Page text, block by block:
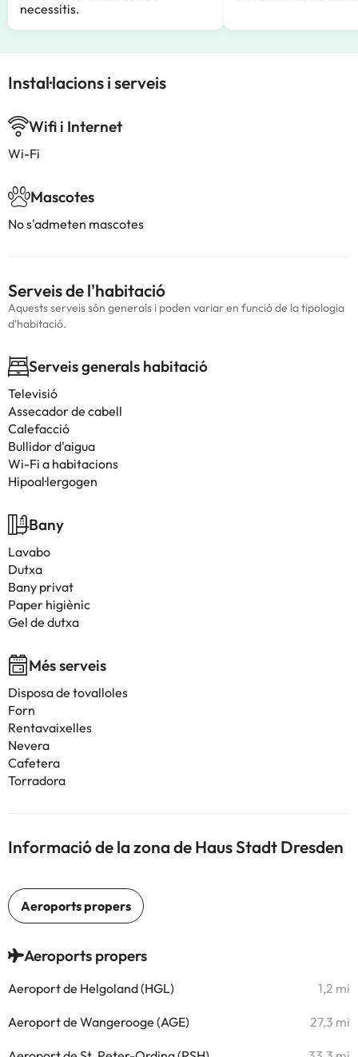
necessitis.
Instal·lacions i serveis
Wifi i Internet
Wi-Fi
Mascotes
No s'admeten mascotes
Serveis de l'habitació
Aquests serveis són generals i poden variar en funció de la tipologia
d'habitació.
Serveis generals habitació
Televisió
Assecador de cabell
Calefacció
Bullidor d'aigua
Wi-Fi a habitacions
Hipoal·lergogen
Bany
Lavabo
Dutxa
Bany privat
Paper higiènic
Gel de dutxa
Més serveis
Disposa de tovalloles
Forn
Rentavaixelles
Nevera
Cafetera
Torradora
Informació de la zona de Haus Stadt Dresden
Aeroports propers
Aeroport de Helgoland (HGL) 1,2 mi
Aeroport de Wangerooge (AGE) 27,3 mi